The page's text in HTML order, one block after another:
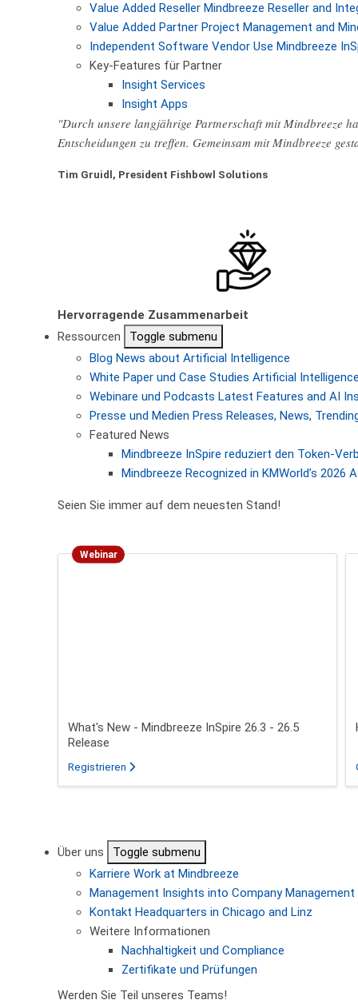
Value Added Reseller Mindbreeze Reseller and
Value Added Partner Project Management and
Independent Software Vendor Use Mindbreeze
Key-Features für Partner
Insight Services
Insight Apps
"Durch unsere langjährige Partnerschaft mit Mindbreeze
Entscheidungen zu treffen. Gemeinsam mit Mindbreeze
Tim Gruidl, President Fishbowl Solutions
Hervorragende Zusammenarbeit
Ressourcen
Toggle submenu
Blog News about Artificial Intelligence
White Paper und Case Studies Artificial
Webinare und Podcasts Latest Features and AI
Presse und Medien Press Releases, News,
Featured News
Mindbreeze InSpire reduziert den Token-
Mindbreeze Recognized in KMWorld’s
Seien Sie immer auf dem neuesten Stand!
Webinar
What's New - Mindbreeze InSpire 26.3 - 26.5
Release
Registrieren für das Webinar über What's New - Mindbreeze
Über uns
Toggle submenu
Karriere Work at Mindbreeze
Management Insights into Company Management
Kontakt Headquarters in Chicago and Linz
Weitere Informationen
Nachhaltigkeit und Compliance
Zertifikate und Prüfungen
Werden Sie Teil unseres Teams!